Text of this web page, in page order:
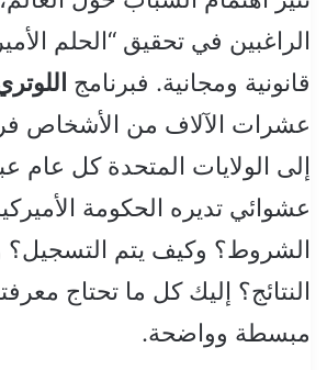
الراغبين في تحقيق “الحلم
قانونية ومجانية. فبرنامج
عشرات الآلاف من الأشخاص
إلى الولايات المتحدة كل عام
عشوائي تديره الحكومة
الشروط؟ وكيف يتم التسجيل؟
النتائج؟ إليك كل ما تحتاج
مبسطة وواضحة.